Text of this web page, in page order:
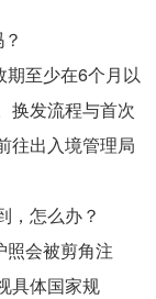
期至少在6个月以
换发流程与首次
往出入境管理局
，怎么办？
照会被剪角注
具体国家规